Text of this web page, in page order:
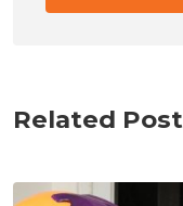
Related Post